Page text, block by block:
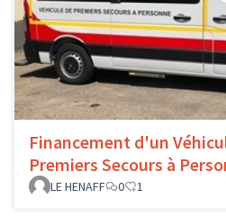
Financement d'un
Premiers Secours à
LE HENAFF
0 1